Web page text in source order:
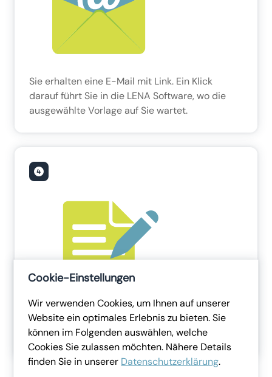
Sie erhalten eine E-Mail mit Link. Ein Klick
darauf führt Sie in die LENA Software, wo die
ausgewählte Vorlage auf Sie wartet.
Hier können Sie die Schulung bearbeiten,
ausdrucken oder weitere Vorlagen entdecken.
Cookie-Einstellungen
Wir verwenden Cookies, um Ihnen auf unserer
Website ein optimales Erlebnis zu bieten. Sie
können im Folgenden auswählen, welche
Cookies Sie zulassen möchten. Nähere Details
finden Sie in unserer Datenschutzerklärung.